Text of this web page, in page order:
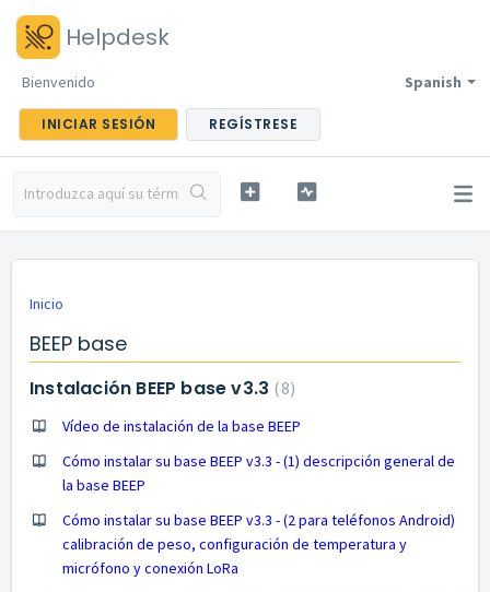
Helpdesk
Spanish
Bienvenido
INICIAR SESIÓN REGÍSTRESE
Inicio
BEEP base
Instalación BEEP base v3.3 8
Vídeo de instalación de la base BEEP
Cómo instalar su base BEEP v3.3 - (1) descripción general de
la base BEEP
Cómo instalar su base BEEP v3.3 - (2 para teléfonos Android)
calibración de peso, configuración de temperatura y
micrófono y conexión LoRa